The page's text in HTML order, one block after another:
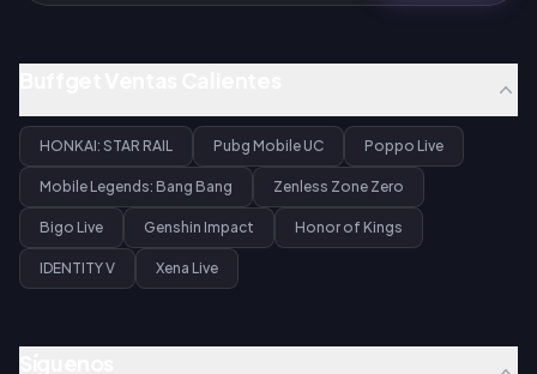
HONKAI: STAR RAIL Pubg Mobile UC Poppo Live
Mobile Legends: Bang Bang Zenless Zone Zero
Bigo Live Genshin Impact Honor of Kings
IDENTITY V Xena Live